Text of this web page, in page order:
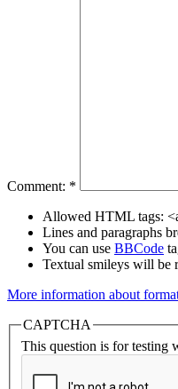
Comment: *
Allowed HTML tags:
Lines and paragraphs
You can use BBCode
Textual smileys will be
More information about
CAPTCHA
This question is for testing